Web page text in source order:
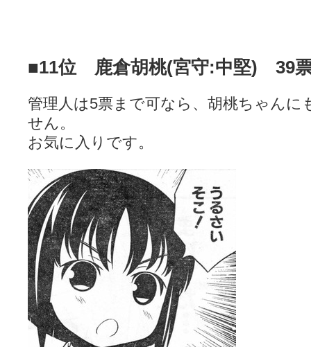
■11位 鹿倉胡桃(宮守:中堅) 39
管理人は5票まで可なら、胡桃ちゃんに
せん。
お気に入りです。